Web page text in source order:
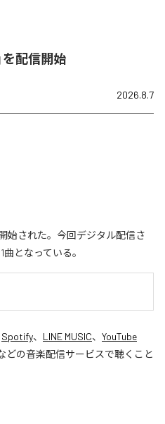
を配信開始
2026.8.7
始された。今回デジタル配信さ
曲となっている。
Spotify、 LINE MUSIC、 YouTube
どの音楽配信サービスで聴くこと